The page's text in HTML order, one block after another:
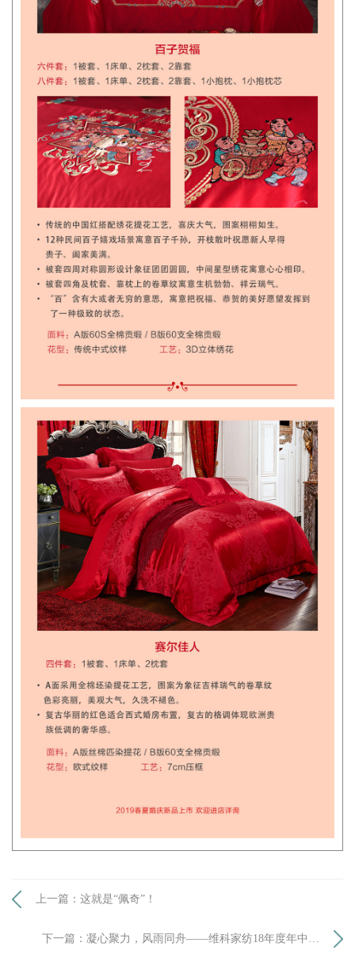
上一篇：这就是“佩奇”！
下一篇：凝心聚力，风雨同舟——维科家纺18年度年中工